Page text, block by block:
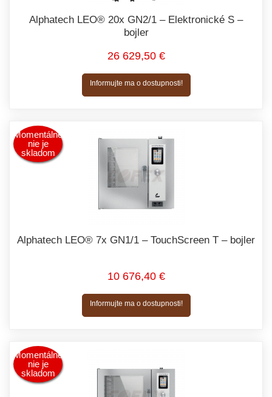
Alphatech LEO® 20x GN2/1 – Elektronické S –
bojler
26 629,50 €
Informujte ma o dostupnosti!
Momentálne
nie je
skladom
Alphatech LEO® 7x GN1/1 – TouchScreen T – bojler
10 676,40 €
Informujte ma o dostupnosti!
Momentálne
nie je
skladom